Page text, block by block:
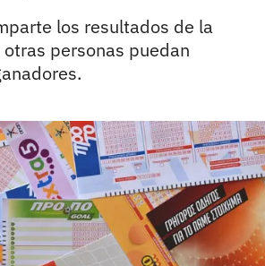
los resultados de la
personas puedan